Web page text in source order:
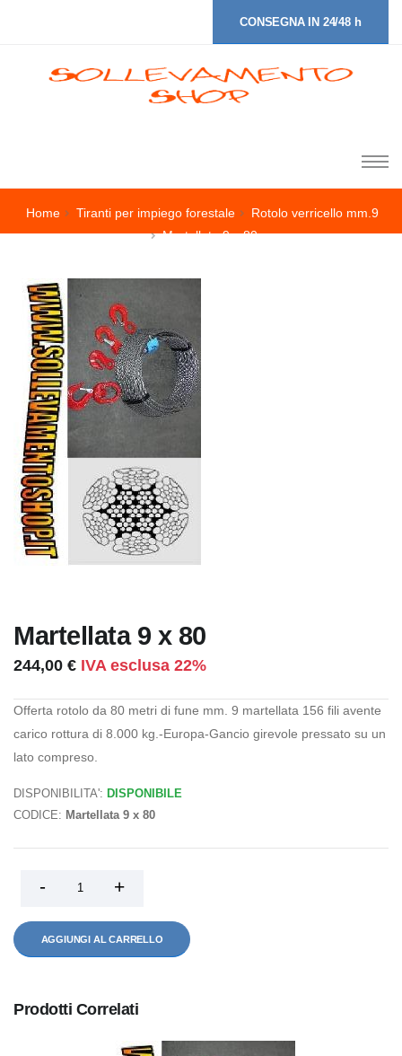
CONSEGNA IN 24/48 h
Home Tiranti per impiego forestale
Rotolo verricello mm.9
Martellata 9 x 80
Martellata 9 x 80
244,00 € IVA esclusa 22%
Offerta rotolo da 80 metri di fune mm. 9 martellata 156 fili avente
carico rottura di 8.000 kg.-Europa-Gancio girevole pressato su un
lato compreso.
DISPONIBILITA': DISPONIBILE
CODICE: Martellata 9 x 80
AGGIUNGI AL CARRELLO
Prodotti Correlati